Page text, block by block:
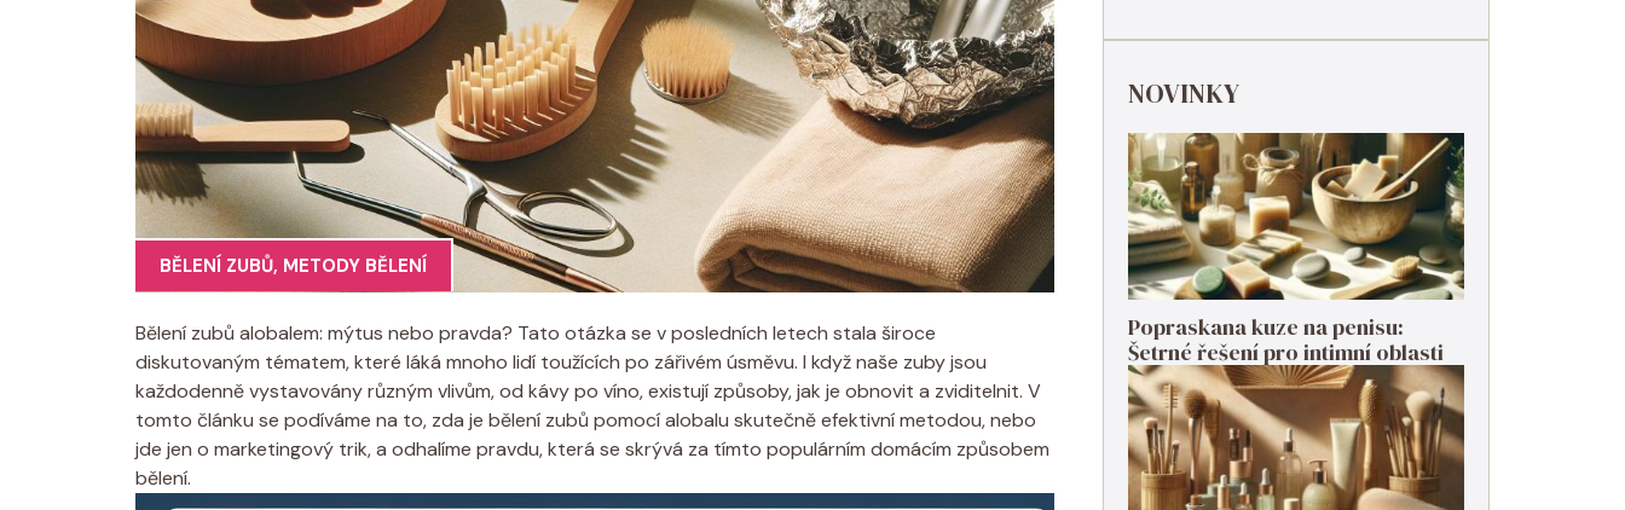
BĚLENÍ ZUBŮ, METODY BĚLENÍ
Bělení zubů alobalem: mýtus nebo pravda? Tato otázka se v posledních letech stala široce
diskutovaným tématem, které láká mnoho lidí toužících po zářivém úsměvu. I když naše zuby jsou
každodenně vystavovány různým vlivům, od kávy po víno, existují způsoby, jak je obnovit a zviditelnit. V
tomto článku se podíváme na to, zda je bělení zubů pomocí alobalu skutečně efektivní metodou, nebo
jde jen o marketingový trik, a odhalíme pravdu, která se skrývá za tímto populárním domácím způsobem
bělení.
NOVINKY
Popraskana kuze na penisu:
Šetrné řešení pro intimní oblasti